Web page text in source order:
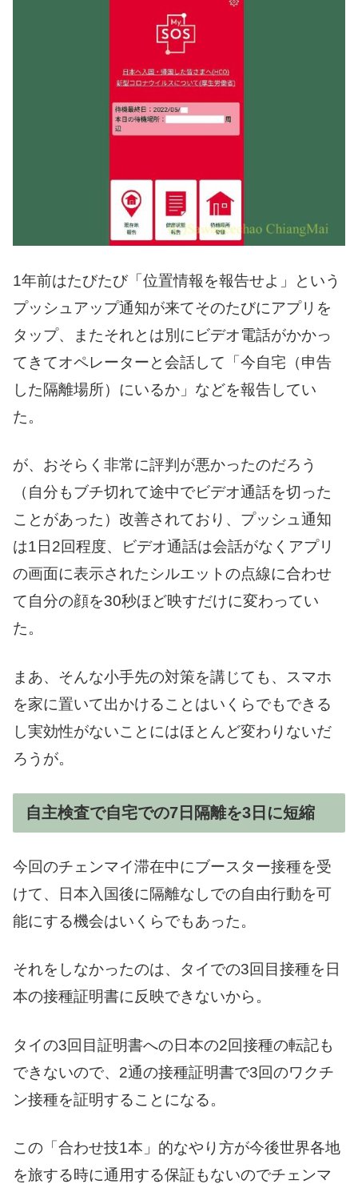
1年前はたびたび「位置情報を報告せよ」という
プッシュアップ通知が来てそのたびにアプリを
タップ、またそれとは別にビデオ電話がかかっ
てきてオペレーターと会話して「今自宅（申告
した隔離場所）にいるか」などを報告してい
た。
が、おそらく非常に評判が悪かったのだろう
（自分もブチ切れて途中でビデオ通話を切った
ことがあった）改善されており、プッシュ通知
は1日2回程度、ビデオ通話は会話がなくアプリ
の画面に表示されたシルエットの点線に合わせ
て自分の顔を30秒ほど映すだけに変わってい
た。
まあ、そんな小手先の対策を講じても、スマホ
を家に置いて出かけることはいくらでもできる
し実効性がないことにはほとんど変わりないだ
ろうが。
自主検査で自宅での7日隔離を3日に短縮
今回のチェンマイ滞在中にブースター接種を受
けて、日本入国後に隔離なしでの自由行動を可
能にする機会はいくらでもあった。
それをしなかったのは、タイでの3回目接種を日
本の接種証明書に反映できないから。
タイの3回目証明書への日本の2回接種の転記も
できないので、2通の接種証明書で3回のワクチ
ン接種を証明することになる。
この「合わせ技1本」的なやり方が今後世界各地
を旅する時に通用する保証もないのでチェンマ